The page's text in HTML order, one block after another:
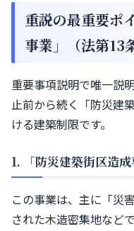
重説の最重要ポ
事業」（法第13
重要事項説明で唯一説
止前から続く「防災建
ける建築制限です。
1. 「防災建築街区造
この事業は、主に「災
された木造密集地など